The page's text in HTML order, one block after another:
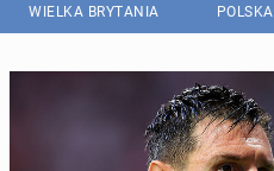
WIELKA BRYTANIA POLSKA